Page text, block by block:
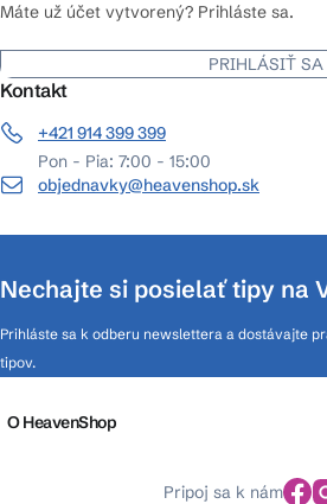
Máte už účet vytvorený? Prihláste sa.
PRIHLÁSIŤ SA
Kontakt
+421 914 399 399
Pon - Pia: 7:00 - 15:00
objednavky@heavenshop.sk
Nechajte si posielať tipy na
Prihláste sa k odberu newslettera a dostávajte
tipov.
O HeavenShop
Pripoj sa k nám